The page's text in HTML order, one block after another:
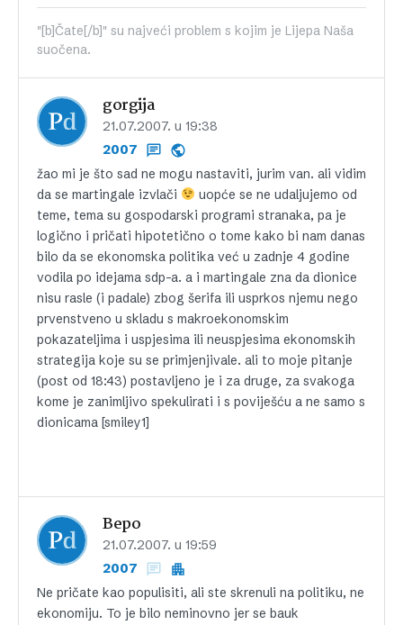
"[b]Čate[/b]" su najveći problem s kojim je Lijepa Naša
suočena.
gorgija
21.07.2007. u 19:38
2007
žao mi je što sad ne mogu nastaviti, jurim van. ali vidim
da se martingale izvlači
uopće se ne udaljujemo od
teme, tema su gospodarski programi stranaka, pa je
logično i pričati hipotetično o tome kako bi nam danas
bilo da se ekonomska politika već u zadnje 4 godine
vodila po idejama sdp-a. a i martingale zna da dionice
nisu rasle (i padale) zbog šerifa ili usprkos njemu nego
prvenstveno u skladu s makroekonomskim
pokazateljima i uspjesima ili neuspjesima ekonomskih
strategija koje su se primjenjivale. ali to moje pitanje
(post od 18:43) postavljeno je i za druge, za svakoga
kome je zanimljivo spekulirati i s poviješću a ne samo s
dionicama [smiley1]
Bepo
21.07.2007. u 19:59
2007
Ne pričate kao populisiti, ali ste skrenuli na politiku, ne
ekonomiju. To je bilo neminovno jer se bauk